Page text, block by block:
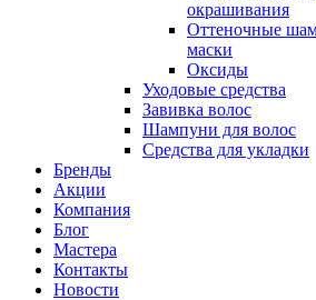
окрашивания
Оттеночные
маски
Оксиды
Уходовые средства
Завивка волос
Шампуни для волос
Средства для укладки
Бренды
Акции
Компания
Блог
Мастера
Контакты
Новости